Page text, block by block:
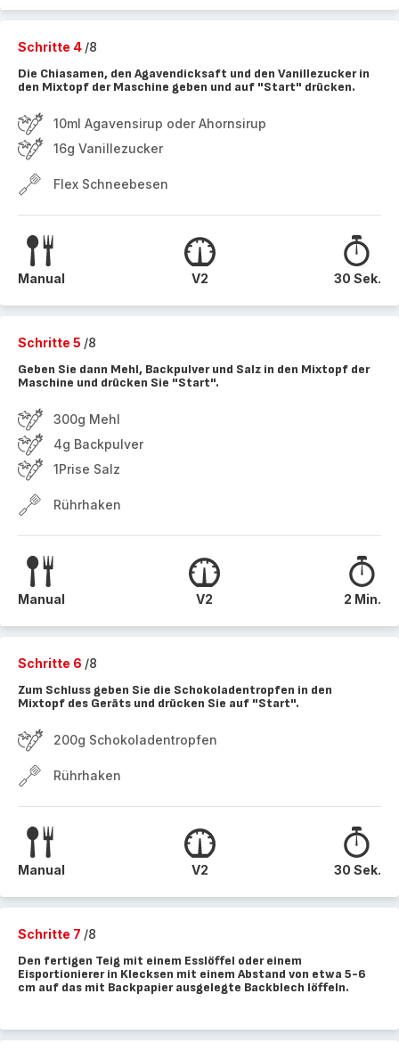
Schritte 4 /8
Die Chiasamen, den Agavendicksaft und den Vanillezucker in
den Mixtopf der Maschine geben und auf "Start" drücken.
10ml Agavensirup oder Ahornsirup
16g Vanillezucker
Flex Schneebesen
Manual V2 30 Sek.
Schritte 5 /8
Geben Sie dann Mehl, Backpulver und Salz in den Mixtopf der
Maschine und drücken Sie "Start".
300g Mehl
4g Backpulver
1Prise Salz
Rührhaken
Manual V2 2 Min.
Schritte 6 /8
Zum Schluss geben Sie die Schokoladentropfen in den
Mixtopf des Geräts und drücken Sie auf "Start".
200g Schokoladentropfen
Rührhaken
Manual V2 30 Sek.
Schritte 7 /8
Den fertigen Teig mit einem Esslöffel oder einem
Eisportionierer in Klecksen mit einem Abstand von etwa 5-6
cm auf das mit Backpapier ausgelegte Backblech löffeln.